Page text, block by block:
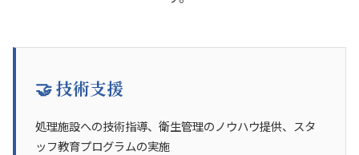
🤝 技術支援
処理施設への技術指導、衛生管理のノウハウ提供、スタ
ッフ教育プログラムの実施